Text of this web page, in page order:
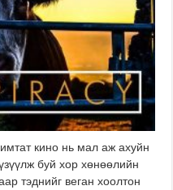
кино нь мал аж ахуйн
буй хор хөнөөлийн
тэднийг веган хоолтон